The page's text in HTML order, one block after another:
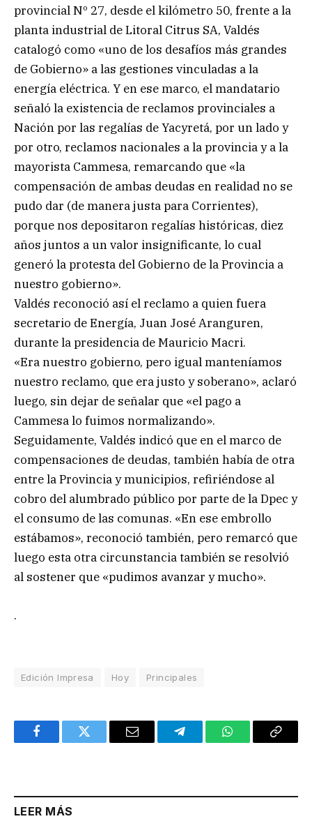
provincial Nº 27, desde el kilómetro 50, frente a la
planta industrial de Litoral Citrus SA, Valdés
catalogó como «uno de los desafíos más grandes
de Gobierno» a las gestiones vinculadas a la
energía eléctrica. Y en ese marco, el mandatario
señaló la existencia de reclamos provinciales a
Nación por las regalías de Yacyretá, por un lado y
por otro, reclamos nacionales a la provincia y a la
mayorista Cammesa, remarcando que «la
compensación de ambas deudas en realidad no se
pudo dar (de manera justa para Corrientes),
porque nos depositaron regalías históricas, diez
años juntos a un valor insignificante, lo cual
generó la protesta del Gobierno de la Provincia a
nuestro gobierno».
Valdés reconoció así el reclamo a quien fuera
secretario de Energía, Juan José Aranguren,
durante la presidencia de Mauricio Macri.
«Era nuestro gobierno, pero igual manteníamos
nuestro reclamo, que era justo y soberano», aclaró
luego, sin dejar de señalar que «el pago a
Cammesa lo fuimos normalizando».
Seguidamente, Valdés indicó que en el marco de
compensaciones de deudas, también había de otra
entre la Provincia y municipios, refiriéndose al
cobro del alumbrado público por parte de la Dpec y
el consumo de las comunas. «En ese embrollo
estábamos», reconoció también, pero remarcó que
luego esta otra circunstancia también se resolvió
al sostener que «pudimos avanzar y mucho».
.
Edición Impresa Hoy Principales
FacebookTwitter Email TelegramWhatsAppCopy
LEER MÁS